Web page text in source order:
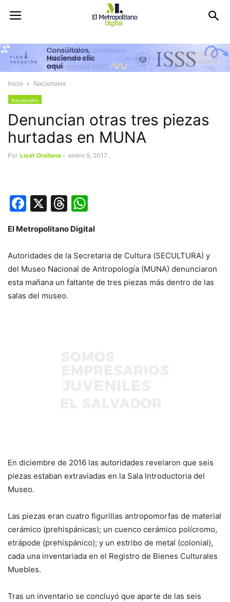
Inicio Nacionales
Nacionales
Denuncian otras tres piezas
hurtadas en MUNA
Por Liset Orellana - enero 9, 2017
Facebook
X Threads
El Metropolitano Digital
Autoridades de la Secretaria de Cultura (SECULTURA) y
del Museo Nacional de Antropología (MUNA) denunciaron
esta mañana un faltante de tres piezas más dentro de las
salas del museo.
En diciembre de 2016 las autoridades revelaron que seis
piezas estaban extraviadas en la Sala Introductoria del
Museo.
Las piezas eran cuatro figurillas antropomorfas de material
cerámico (prehispánicas); un cuenco cerámico polícromo,
etrápode (prehispánico); y un estribo de metal (colonial),
cada una inventariada en el Registro de Bienes Culturales
Muebles.
Tras un inventario se concluyó que aparte de las seis